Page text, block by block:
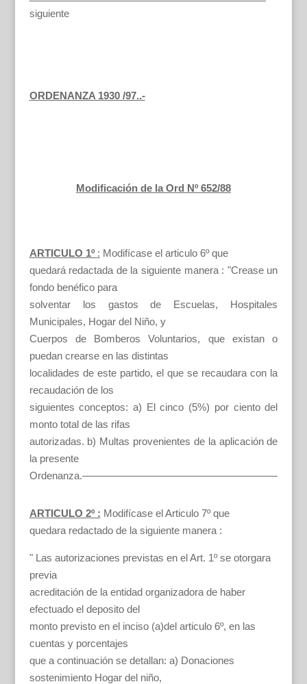
siguiente
ORDENANZA 1930 /97..-
Modificación de la Ord Nº 652/88
ARTICULO 1º : Modifícase el articulo 6º que
quedará redactada de la siguiente manera : "Crease un
fondo benéfico para
solventar los gastos de Escuelas, Hospitales
Municipales, Hogar del Niño, y
Cuerpos de Bomberos Voluntarios, que existan o
puedan crearse en las distintas
localidades de este partido, el que se recaudara con la
recaudación de los
siguientes conceptos: a) El cinco (5%) por ciento del
monto total de las rifas
autorizadas. b) Multas provenientes de la aplicación de
la presente
Ordenanza.———————————————————
ARTICULO 2º : Modifícase el Articulo 7º que
quedara redactado de la siguiente manera :
" Las autorizaciones previstas en el Art. 1º se otorgara
previa
acreditación de la entidad organizadora de haber
efectuado el deposito del
monto previsto en el inciso (a)del articulo 6º, en las
cuentas y porcentajes
que a continuación se detallan: a) Donaciones
sostenimiento Hogar del niño,